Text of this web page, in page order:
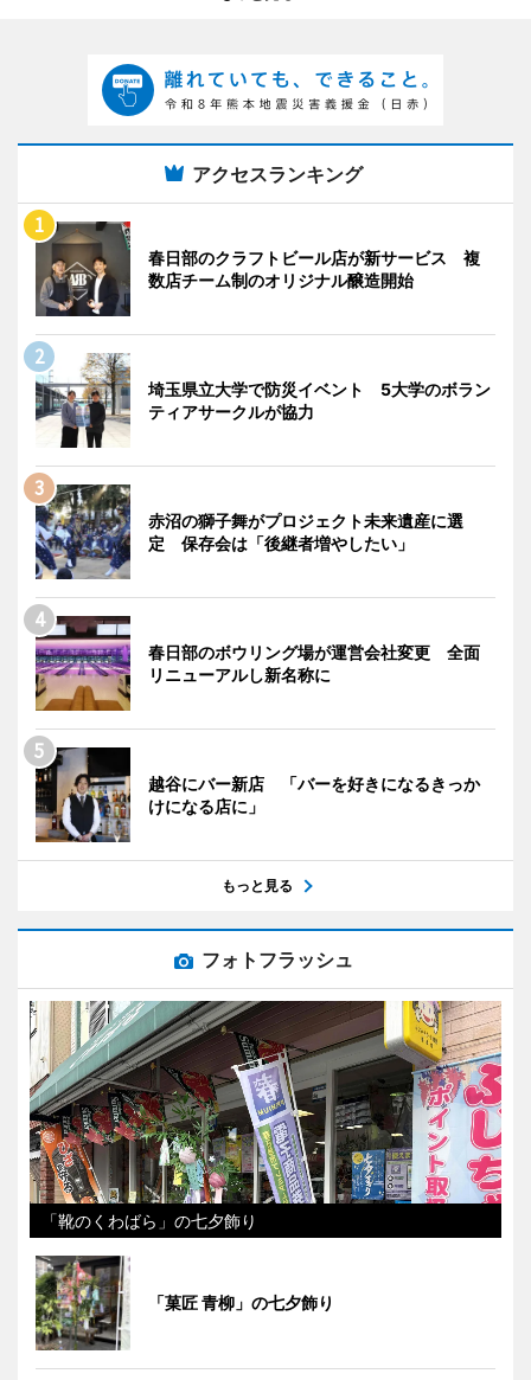
アクセスランキング
春日部のクラフトビール店が新サービス 複
数店チーム制のオリジナル醸造開始
埼玉県立大学で防災イベント 5大学のボラン
ティアサークルが協力
赤沼の獅子舞がプロジェクト未来遺産に選
定 保存会は「後継者増やしたい」
春日部のボウリング場が運営会社変更 全面
リニューアルし新名称に
越谷にバー新店 「バーを好きになるきっか
けになる店に」
もっと見る
フォトフラッシュ
「靴のくわばら」の七夕飾り
「菓匠 青柳」の七夕飾り